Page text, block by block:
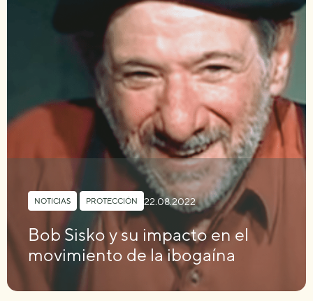
NOTICIAS PROTECCIÓN 22.08.2022
Bob Sisko y su impacto en el
movimiento de la ibogaína